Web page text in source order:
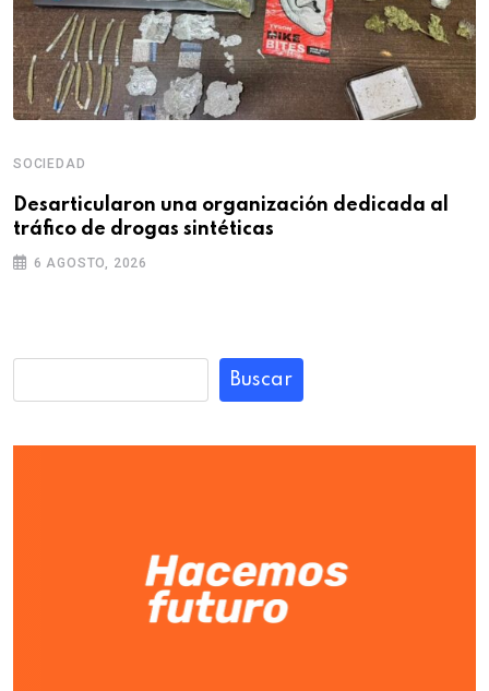
SOCIEDAD
Desarticularon una organización dedicada al
tráfico de drogas sintéticas
6 AGOSTO, 2026
Buscar